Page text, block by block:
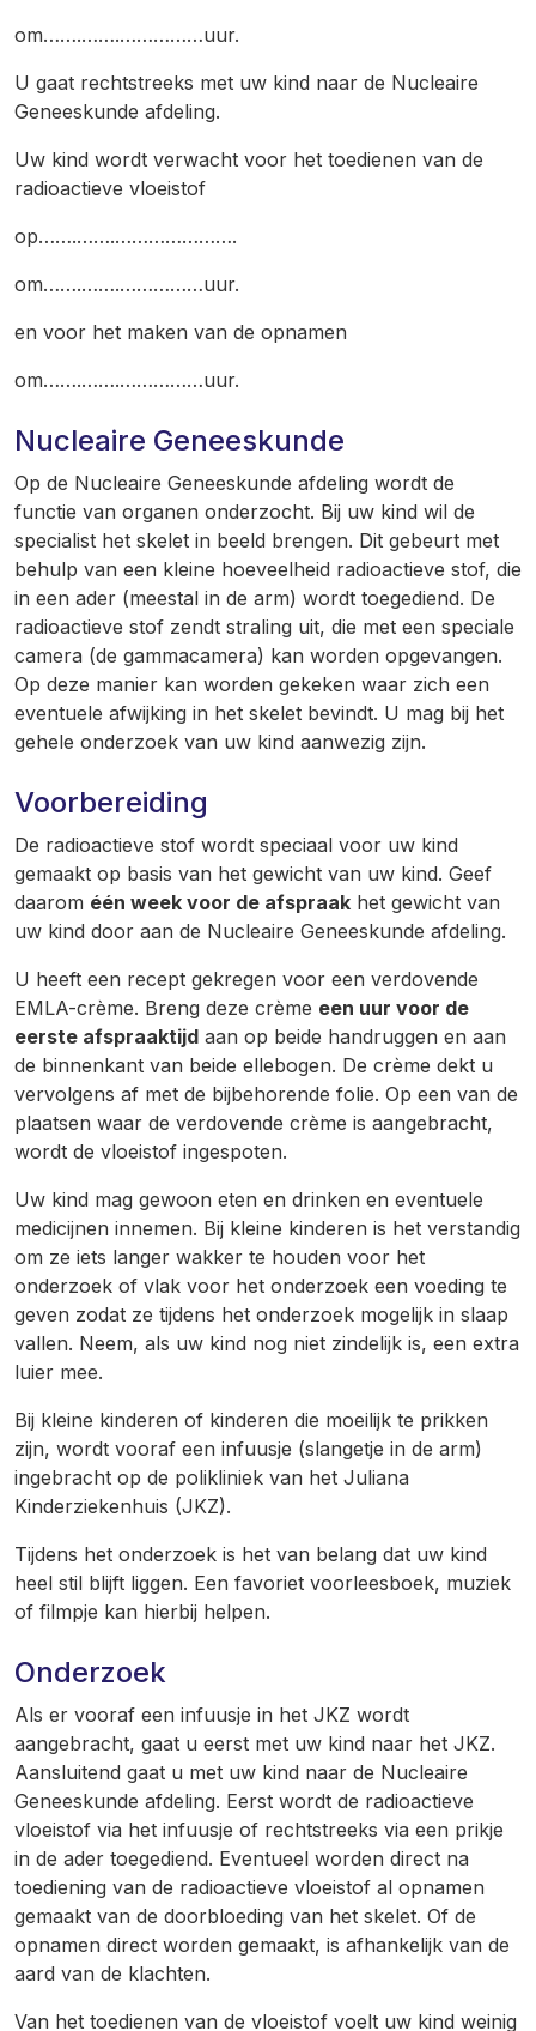
om…….…….……………uur.
U gaat rechtstreeks met uw kind naar de Nucleaire
Geneeskunde afdeling.
Uw kind wordt verwacht voor het toedienen van de
radioactieve vloeistof
op…….…….………………….
om…….…….……………uur.
en voor het maken van de opnamen
om…….…….……………uur.
Nucleaire Geneeskunde
Op de Nucleaire Geneeskunde afdeling wordt de
functie van organen onderzocht. Bij uw kind wil de
specialist het skelet in beeld brengen. Dit gebeurt met
behulp van een kleine hoeveelheid radioactieve stof, die
in een ader (meestal in de arm) wordt toegediend. De
radioactieve stof zendt straling uit, die met een speciale
camera (de gammacamera) kan worden opgevangen.
Op deze manier kan worden gekeken waar zich een
eventuele afwijking in het skelet bevindt. U mag bij het
gehele onderzoek van uw kind aanwezig zijn.
Voorbereiding
De radioactieve stof wordt speciaal voor uw kind
gemaakt op basis van het gewicht van uw kind. Geef
daarom één week voor de afspraak het gewicht van
uw kind door aan de Nucleaire Geneeskunde afdeling.
U heeft een recept gekregen voor een verdovende
EMLA-crème. Breng deze crème een uur voor de
eerste afspraaktijd aan op beide handruggen en aan
de binnenkant van beide ellebogen. De crème dekt u
vervolgens af met de bijbehorende folie. Op een van de
plaatsen waar de verdovende crème is aangebracht,
wordt de vloeistof ingespoten.
Uw kind mag gewoon eten en drinken en eventuele
medicijnen innemen. Bij kleine kinderen is het verstandig
om ze iets langer wakker te houden voor het
onderzoek of vlak voor het onderzoek een voeding te
geven zodat ze tijdens het onderzoek mogelijk in slaap
vallen. Neem, als uw kind nog niet zindelijk is, een extra
luier mee.
Bij kleine kinderen of kinderen die moeilijk te prikken
zijn, wordt vooraf een infuusje (slangetje in de arm)
ingebracht op de polikliniek van het Juliana
Kinderziekenhuis (JKZ).
Tijdens het onderzoek is het van belang dat uw kind
heel stil blijft liggen. Een favoriet voorleesboek, muziek
of filmpje kan hierbij helpen.
Onderzoek
Als er vooraf een infuusje in het JKZ wordt
aangebracht, gaat u eerst met uw kind naar het JKZ.
Aansluitend gaat u met uw kind naar de Nucleaire
Geneeskunde afdeling. Eerst wordt de radioactieve
vloeistof via het infuusje of rechtstreeks via een prikje
in de ader toegediend. Eventueel worden direct na
toediening van de radioactieve vloeistof al opnamen
gemaakt van de doorbloeding van het skelet. Of de
opnamen direct worden gemaakt, is afhankelijk van de
aard van de klachten.
Van het toedienen van de vloeistof voelt uw kind weinig